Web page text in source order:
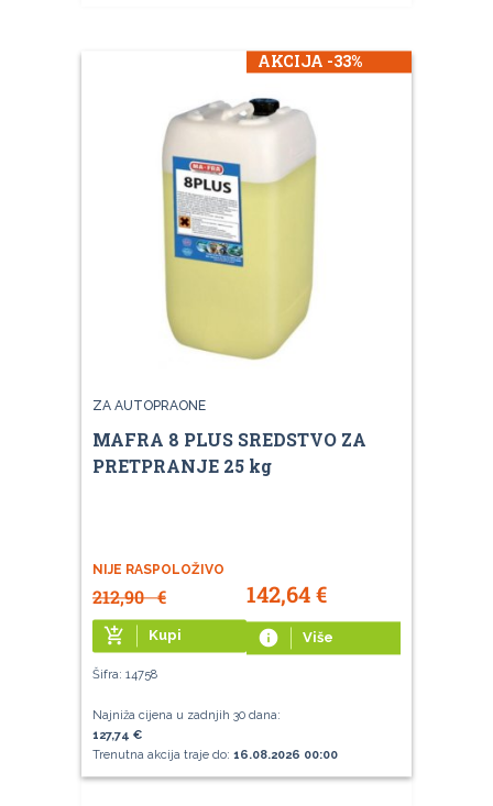
AKCIJA -33%
ZA AUTOPRAONE
MAFRA 8 PLUS SREDSTVO ZA
PRETPRANJE 25 kg
NIJE RASPOLOŽIVO
212,90€ 142,64€
add_shopping_cart Kupi info Više
Šifra: 14758
Najniža cijena u zadnjih 30 dana:
127,74 €
Trenutna akcija traje do: 16.08.2026 00:00